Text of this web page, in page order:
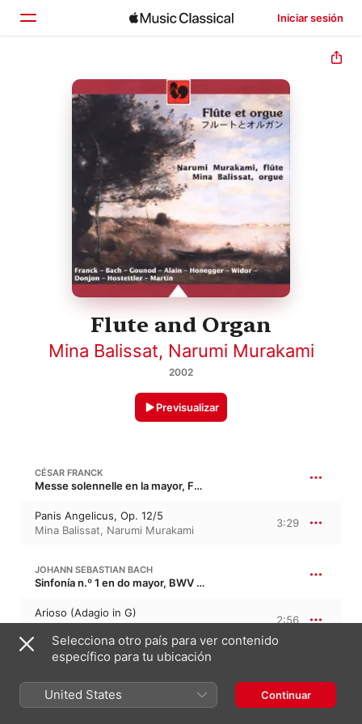
Iniciar sesión
Inicio
Explorar
Buscar
Flute and Organ
Mina Balissat, Narumi Murakami
2002
Previsualizar
CÉSAR FRANCK
Messe solennelle en la mayor, FWV 61, M 61, Op. 12 · “Misa solemne”
Panis Angelicus, Op. 12/5
Mina Balissat, Narumi Murakami
3:29
JOHANN SEBASTIAN BACH
Sinfonía n.º 1 en do mayor, BWV 787 · “Invenciones a tres voces”
Arioso (Adagio in G)
Narumi Murakami,Mina Balissat
2:56
CHARLES GOUNOD
Vingt mélodies I, “1er recueil”
Ave Maria, CG 89a
Selecciona otro país para ver contenido
específico para tu ubicación
United States Continuar